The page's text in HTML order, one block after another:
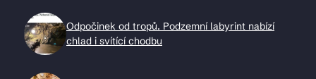
Odpočinek od tropů. Podzemní labyrint nabízí
chlad i svítící chodbu